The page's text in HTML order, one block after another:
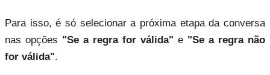
Para isso, é só selecionar a próxima etapa da conversa
nas opções "Se a regra for válida" e "Se a regra não
for válida".